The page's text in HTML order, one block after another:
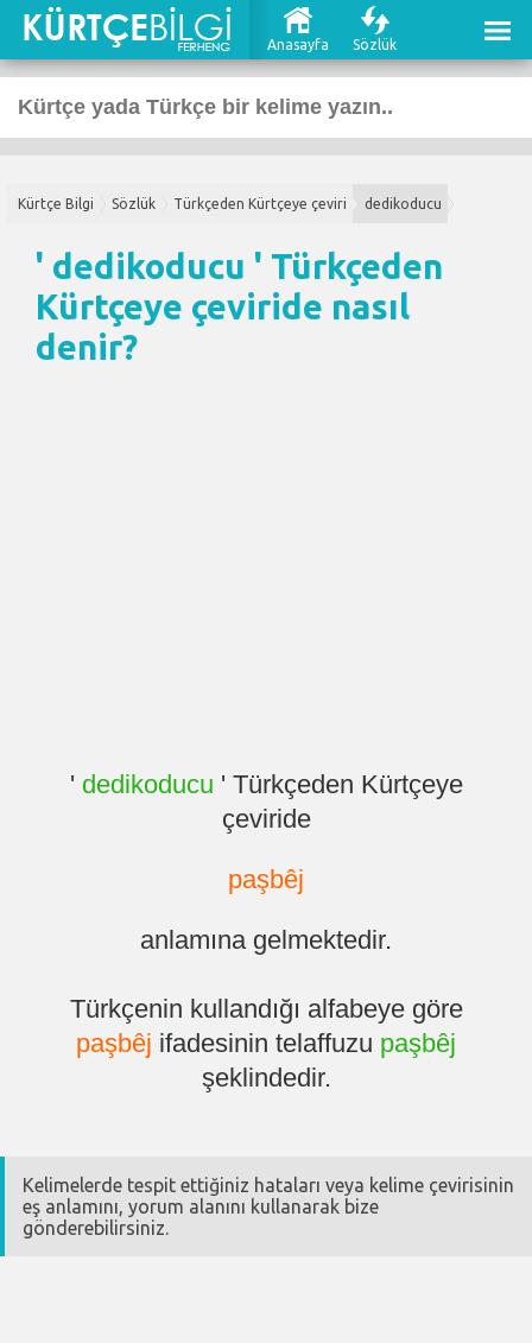
Anasayfa Sözlük
Kürtçe Bilgi Sözlük Türkçeden Kürtçeye çeviri dedikoducu
' dedikoducu ' Türkçeden
Kürtçeye çeviride nasıl
denir?
' dedikoducu ' Türkçeden Kürtçeye
çeviride
paşbêj
anlamına gelmektedir.
Türkçenin kullandığı alfabeye göre
paşbêj ifadesinin telaffuzu paşbêj
şeklindedir.
Kelimelerde tespit ettiğiniz hataları veya kelime çevirisinin
eş anlamını, yorum alanını kullanarak bize
gönderebilirsiniz.